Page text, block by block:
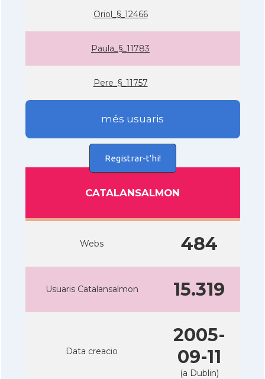
Oriol_§_12466
Paula_§_11783
Pere_§_11757
més usuaris
Registrar-t'hi!
CATALANSALMON
Webs 484
Usuaris Catalansalmon 15.319
Data creacio
2005-
09-11
(a Dublin)